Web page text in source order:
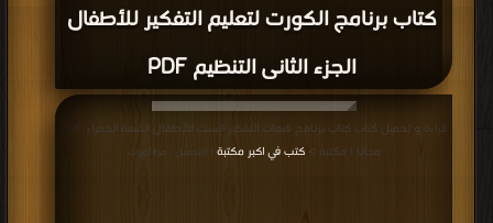
كتاب برنامج الكورت لتعليم التفكير للأطفال
الجزء الثانى التنظيم PDF
مجانا | مكتبة >كتب في اكبر مكتبة | التحميل : مرة/مرات